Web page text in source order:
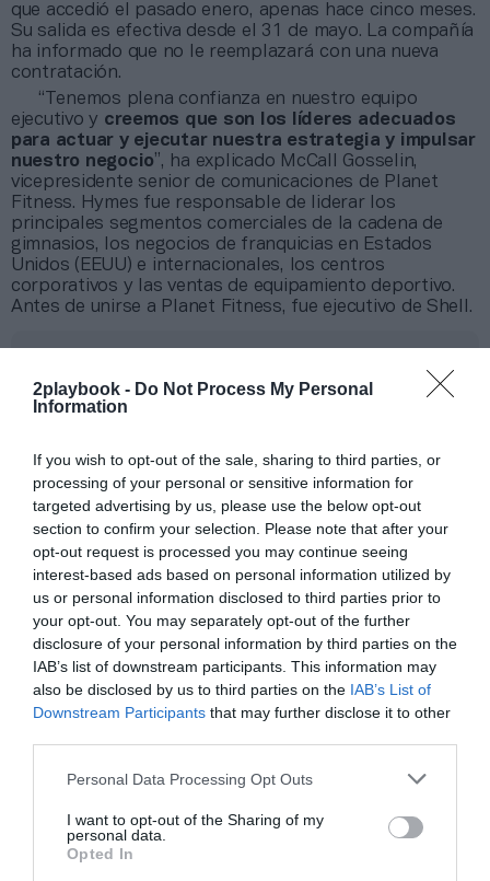
2playbook - Do Not Process My Personal
Information
If you wish to opt-out of the sale, sharing to third parties, or
processing of your personal or sensitive information for
targeted advertising by us, please use the below opt-out
section to confirm your selection. Please note that after your
opt-out request is processed you may continue seeing
interest-based ads based on personal information utilized by
us or personal information disclosed to third parties prior to
your opt-out. You may separately opt-out of the further
disclosure of your personal information by third parties on the
IAB’s list of downstream participants. This information may
also be disclosed by us to third parties on the IAB’s List of
Downstream Participants that may further disclose it to other
Personal Data Processing Opt Outs
I want to opt-out of the Sharing of my
personal data.
Opted In
Índex2P
Planet Fitness
Nombramiento
que accedió el pasado enero, apenas hace cinco meses.
Su salida es efectiva desde el 31 de mayo. La compañía
ha informado que no le reemplazará con una nueva
contratación.
“Tenemos plena confianza en nuestro equipo
ejecutivo y creemos que son los líderes adecuados
para actuar y ejecutar nuestra estrategia y impulsar
nuestro negocio”, ha explicado McCall Gosselin,
vicepresidente senior de comunicaciones de Planet
Fitness. Hymes fue responsable de liderar los
principales segmentos comerciales de la cadena de
gimnasios, los negocios de franquicias en Estados
Unidos (EEUU) e internacionales, los centros
corporativos y las ventas de equipamiento deportivo.
Antes de unirse a Planet Fitness, fue ejecutivo de Shell.
de forma gratuita
Mantente informado con las últimas noticias de actualidad.
Compartir
Imprimir